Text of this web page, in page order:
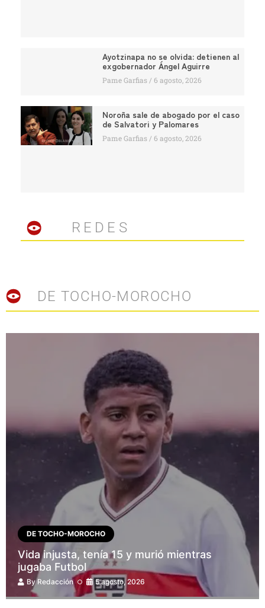
Ayotzinapa no se olvida: detienen al
exgobernador Ángel Aguirre
Pame Garfias 6 agosto, 2026
Noroña sale de abogado por el caso
de Salvatori y Palomares
Pame Garfias 6 agosto, 2026
REDES
DE TOCHO-MOROCHO
DE TOCHO-MOROCHO
Vida injusta, tenía 15 y murió mientras
jugaba Futbol
ByRedacción 5 agosto, 2026